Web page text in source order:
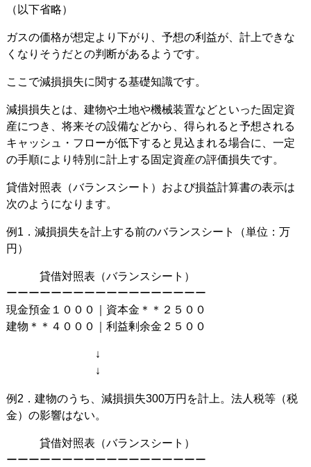
（以下省略）
ガスの価格が想定より下がり、予想の利益が、計上できな
くなりそうだとの判断があるようです。
ここで減損損失に関する基礎知識です。
減損損失とは、建物や土地や機械装置などといった固定資
産につき、将来その設備などから、得られると予想される
キャッシュ・フローが低下すると見込まれる場合に、一定
の手順により特別に計上する固定資産の評価損失です。
貸借対照表（バランスシート）および損益計算書の表示は
次のようになります。
例1．減損損失を計上する前のバランスシート（単位：万
円）
貸借対照表（バランスシート）
ーーーーーーーーーーーーーーーーーー
現金預金１０００｜資本金＊＊２５００
建物＊＊４０００｜利益剰余金２５００
↓
↓
例2．建物のうち、減損損失300万円を計上。法人税等（税
金）の影響はない。
貸借対照表（バランスシート）
ーーーーーーーーーーーーーーーーーー